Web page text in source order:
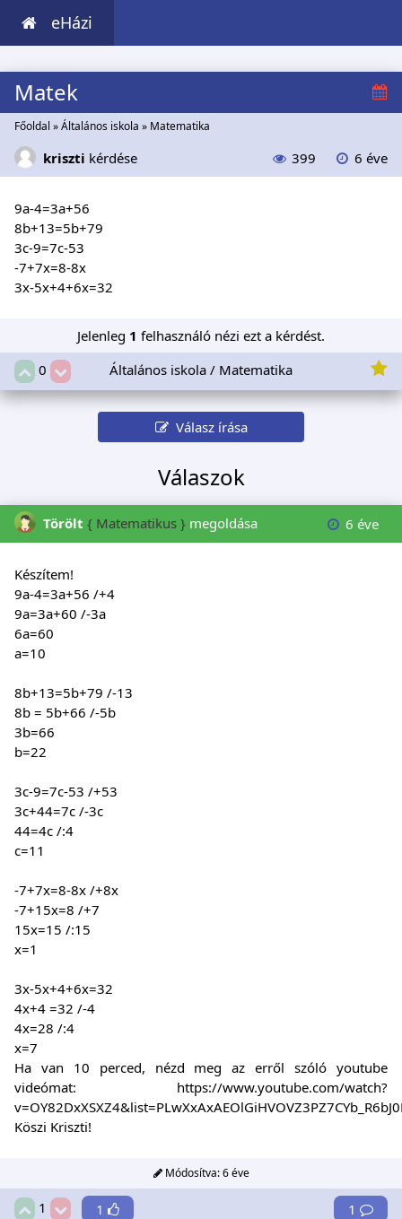
eHázi
Matek
Főoldal »Általános iskola » Matematika
kriszti kérdése 399 6 éve
9a-4=3a+56
8b+13=5b+79
3c-9=7c-53
-7+7x=8-8x
3x-5x+4+6x=32
Jelenleg 1 felhasználó nézi ezt a kérdést.
0
Általános iskola / Matematika
Válasz írása
Válaszok
Törölt { Matematikus } megoldása 6 éve
Készítem!
9a-4=3a+56 /+4
9a=3a+60 /-3a
6a=60
a=10
8b+13=5b+79 /-13
8b = 5b+66 /-5b
3b=66
b=22
3c-9=7c-53 /+53
3c+44=7c /-3c
44=4c /:4
c=11
-7+7x=8-8x /+8x
-7+15x=8 /+7
15x=15 /:15
x=1
3x-5x+4+6x=32
4x+4 =32 /-4
4x=28 /:4
x=7
Ha van 10 perced, nézd meg az erről szóló youtube
videómat: https://www.youtube.com/watch?
Köszi Kriszti!
Módosítva:6 éve
1 1 1